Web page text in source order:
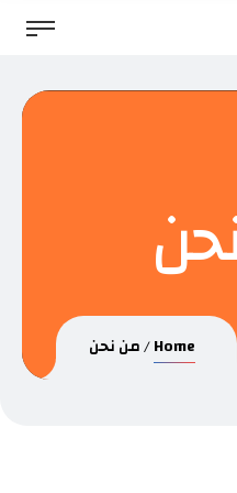
Home من نحن